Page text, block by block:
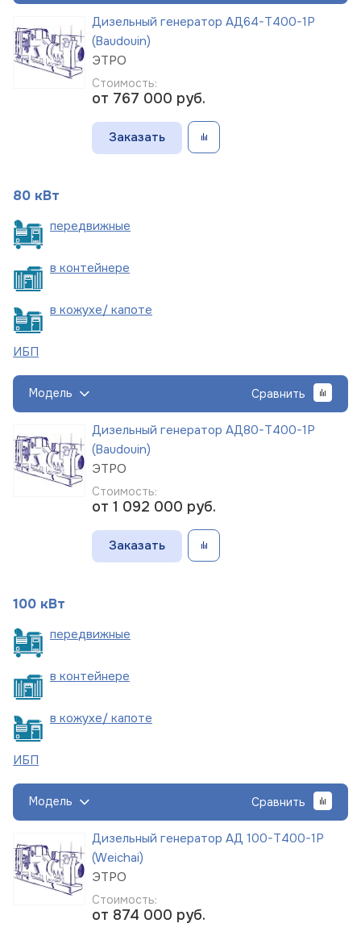
Дизельный генератор АД64-Т400-1Р
(Baudouin)
ЭТРО
Стоимость:
от 767 000 руб.
Заказать
80 кВт
передвижные
в контейнере
в кожухе/ капоте
ИБП
Модель Сравнить
Дизельный генератор АД80-Т400-1Р
(Baudouin)
ЭТРО
Стоимость:
от 1 092 000 руб.
Заказать
100 кВт
передвижные
в контейнере
в кожухе/ капоте
ИБП
Модель Сравнить
Дизельный генератор АД 100-Т400-1Р
(Weichai)
ЭТРО
Стоимость:
от 874 000 руб.